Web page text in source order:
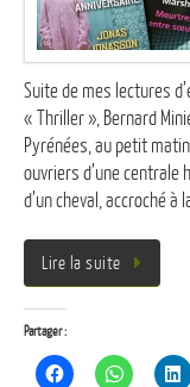
Suite de mes lectures
« Thriller », Bernard
Pyrénées, au petit
ouvriers d’une
d’un cheval, accroché à
Lire la suite
Partager :